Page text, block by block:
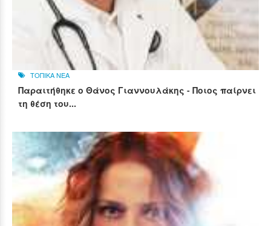
ΤΟΠΙΚΑ ΝΕΑ
Παραιτήθηκε ο Θάνος Γιαννουλάκης - Ποιος παίρνει
τη θέση του...